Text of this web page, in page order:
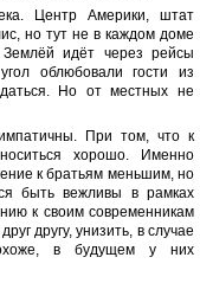
Центр Америки, штат
но тут не в каждом доме
идёт через рейсы
облюбовали гости из
Но от местных не
При том, что к
хорошо. Именно
к братьям меньшим, но
быть вежливы в рамках
к своим современникам
другу, унизить, в случае
в будущем у них